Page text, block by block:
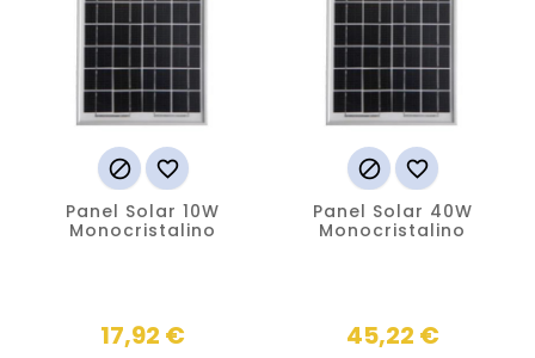
 
Panel Solar 10W
Monocristalino
17,92 €
 
Panel Solar 40W
Monocristalino
45,22 €